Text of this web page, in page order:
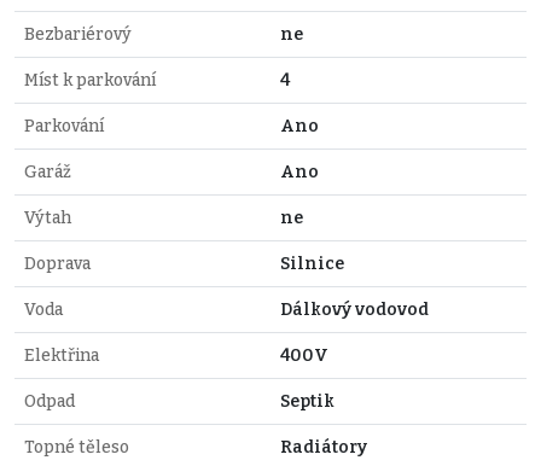
Bezbariérový ne
Míst k parkování 4
Parkování Ano
Garáž Ano
Výtah ne
Doprava Silnice
Voda Dálkový vodovod
Elektřina 400V
Odpad Septik
Topné těleso Radiátory